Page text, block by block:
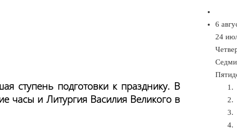
ступень подготовки к празднику. В
часы и Литургия Василия Великого в
6
24